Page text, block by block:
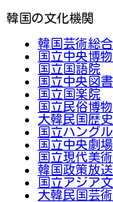
韓国の文化機関
韓国芸術総
国立中央博
国立国語院
国立中央図
国立国楽院
国立民俗博
大韓民国歴
国立ハング
国立中央劇場
国立現代美
韓国政策放
国立アジア
大韓民国芸